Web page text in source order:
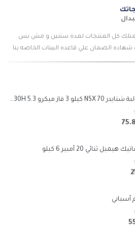
كل المنتجات لمده سنتين و مش بس
شهاده الضمان علي قاعده البينات الخاصه بنا
قواطع مقولبة شنايدر NSX 70 كيلو 3 فاز ميكرو 5.3 E 630H
ثنائي 20 أمبير 6 كيلو
أسباني